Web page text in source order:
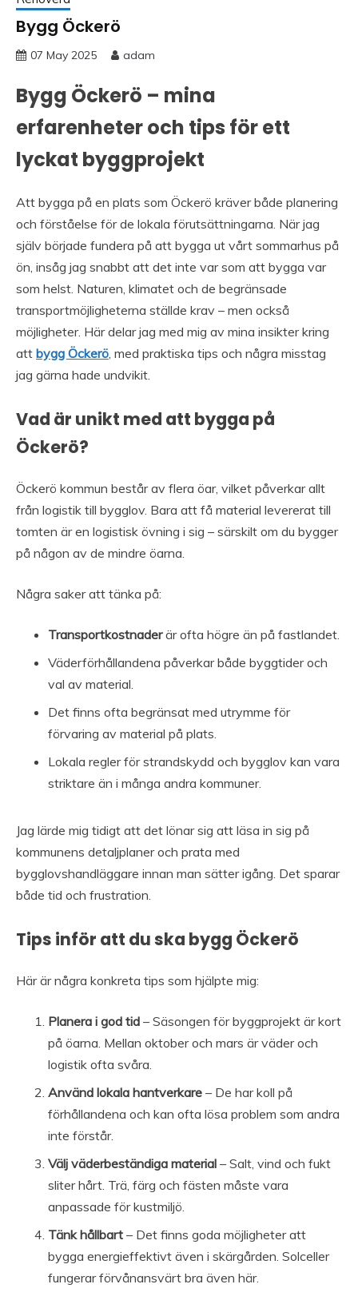
Bygg Öckerö
07 May 2025 adam
Bygg Öckerö – mina
erfarenheter och tips för ett
lyckat byggprojekt
Att bygga på en plats som Öckerö kräver både planering
och förståelse för de lokala förutsättningarna. När jag
själv började fundera på att bygga ut vårt sommarhus på
ön, insåg jag snabbt att det inte var som att bygga var
som helst. Naturen, klimatet och de begränsade
transportmöjligheterna ställde krav – men också
möjligheter. Här delar jag med mig av mina insikter kring
att bygg Öckerö, med praktiska tips och några misstag
jag gärna hade undvikit.
Vad är unikt med att bygga på
Öckerö?
Öckerö kommun består av flera öar, vilket påverkar allt
från logistik till bygglov. Bara att få material levererat till
tomten är en logistisk övning i sig – särskilt om du bygger
på någon av de mindre öarna.
Några saker att tänka på:
Transportkostnaderär ofta högre än på fastlandet.
Väderförhållandena påverkar både byggtider och
val av material.
Det finns ofta begränsat med utrymme för
förvaring av material på plats.
Lokala regler för strandskydd och bygglov kan vara
striktare än i många andra kommuner.
Jag lärde mig tidigt att det lönar sig att läsa in sig på
kommunens detaljplaner och prata med
bygglovshandläggare innan man sätter igång. Det sparar
både tid och frustration.
Tips inför att du ska bygg Öckerö
Här är några konkreta tips som hjälpte mig:
Planera i god tid – Säsongen för byggprojekt är kort
på öarna. Mellan oktober och mars är väder och
logistik ofta svåra.
Använd lokala hantverkare – De har koll på
förhållandena och kan ofta lösa problem som andra
inte förstår.
Välj väderbeständiga material – Salt, vind och fukt
sliter hårt. Trä, färg och fästen måste vara
anpassade för kustmiljö.
Tänk hållbart – Det finns goda möjligheter att
bygga energieffektivt även i skärgården. Solceller
fungerar förvånansvärt bra även här.